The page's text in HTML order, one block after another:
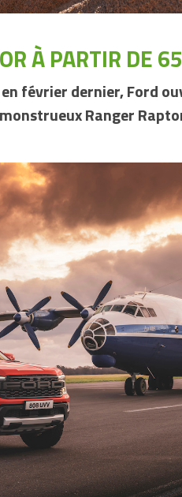
À PARTIR DE
février dernier, Ford
Ranger